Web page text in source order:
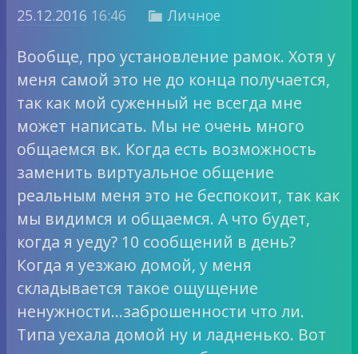
25.12.2016 16:46  Личное
Вообще, про установление рамок. Хотя у
меня самой это не до конца получается,
так как мой суженный не всегда мне
может написать. Мы не очень много
общаемся вк. Когда есть возможность
заменить виртуальное общение
реальным меня это не беспокоит, так как
мы видимся и общаемся. А что будет,
когда я уеду? 10 сообщений в день?
Когда я уезжаю домой, у меня
складывается такое ощущение
ненужности…заброшенности что ли.
Типа уехала домой ну и ладненько. Вот